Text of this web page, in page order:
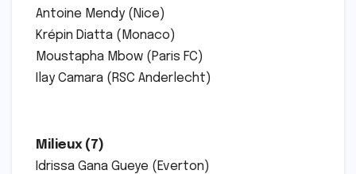
Antoine Mendy (Nice)
Krépin Diatta (Monaco)
Moustapha Mbow (Paris FC)
Ilay Camara (RSC Anderlecht)
Milieux (7)
Idrissa Gana Gueye (Everton)